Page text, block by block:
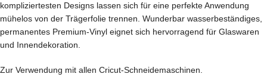
kompliziertesten Designs lassen sich für eine perfekte Anwendung
mühelos von der Trägerfolie trennen. Wunderbar wasserbeständiges,
permanentes Premium-Vinyl eignet sich hervorragend für Glaswaren
und Innendekoration.
Zur Verwendung mit allen Cricut-Schneidemaschinen.